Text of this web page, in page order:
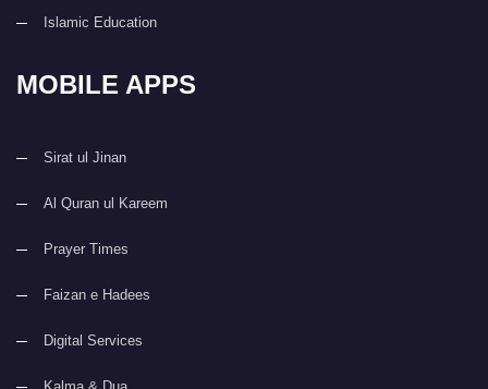
Islamic Education
MOBILE APPS
Sirat ul Jinan
Al Quran ul Kareem
Prayer Times
Faizan e Hadees
Digital Services